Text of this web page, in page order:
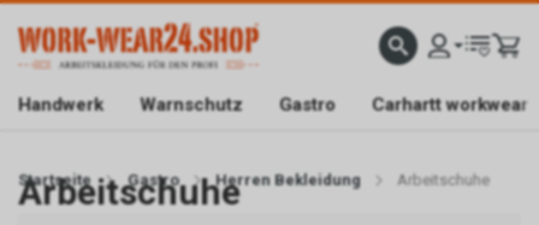
AB CHF 200.- FACHGESCHÄFT IN BAAR/ZG SICHER EINKAUFEN
Handwerk Warnschutz Gastro Carhartt workwear
Startseite Gastro Herren Bekleidung Arbeitschuhe
Arbeitschuhe